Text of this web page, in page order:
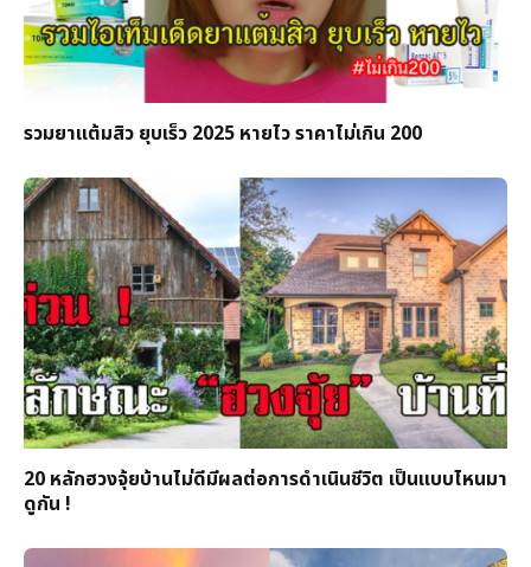
รวมยาแต้มสิว ยุบเร็ว 2025 หายไว ราคาไม่เกิน 200
20 หลักฮวงจุ้ยบ้านไม่ดีมีผลต่อการดำเนินชีวิต เป็นแบบไหนมา
ดูกัน !